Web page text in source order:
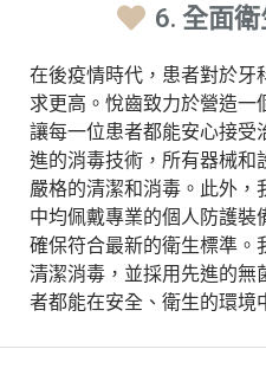
6. 全面
在後疫情時代，患者對於牙
求更高。悅齒致力於營造一
讓每一位患者都能安心接受
進的消毒技術，所有器械和
嚴格的清潔和消毒。此外，
中均佩戴專業的個人防護裝
確保符合最新的衛生標準。
清潔消毒，並採用先進的無
者都能在安全、衛生的環境